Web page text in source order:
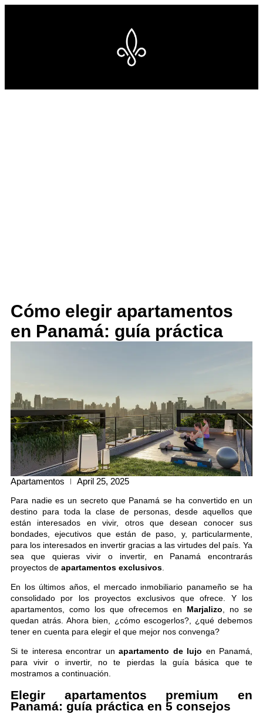
Cómo elegir apartamentos
en Panamá: guía práctica
Apartamentos April 25, 2025
Para nadie es un secreto que Panamá se ha convertido en un
destino para toda la clase de personas, desde aquellos que
están interesados en vivir, otros que desean conocer sus
bondades, ejecutivos que están de paso, y, particularmente,
para los interesados en invertir gracias a las virtudes del país. Ya
sea que quieras vivir o invertir, en Panamá encontrarás
proyectos de apartamentos exclusivos
En los últimos años, el mercado inmobiliario panameño se ha
consolidado por los proyectos exclusivos que ofrece. Y los
apartamentos, como los que ofrecemos en Marjalizo , no se
quedan atrás. Ahora bien, ¿cómo escogerlos?, ¿qué debemos
tener en cuenta para elegir el que mejor nos convenga?
Si te interesa encontrar unapartamento de lujo en Panamá,
para vivir o invertir, no te pierdas la guía básica que te
mostramos a continuación.
Elegir apartamentos premium en
Panamá: guía práctica en 5 consejos